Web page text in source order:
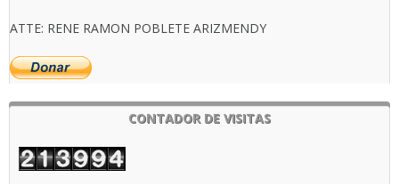
ATTE: RENE RAMON POBLETE ARIZMENDY
CONTADOR DE VISITAS